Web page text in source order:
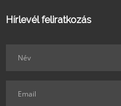
Hírlevél feliratkozás